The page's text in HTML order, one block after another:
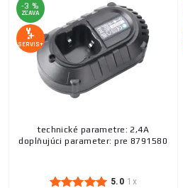
-3 %
ZĽAVA
SERVIS+
technické parametre: 2,4A
doplňujúci parameter: pre 8791580
5.0 1x